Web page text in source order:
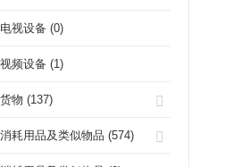
视设备 (0)
频设备 (1)
物 (137)
耗用品及类似物品 (574)